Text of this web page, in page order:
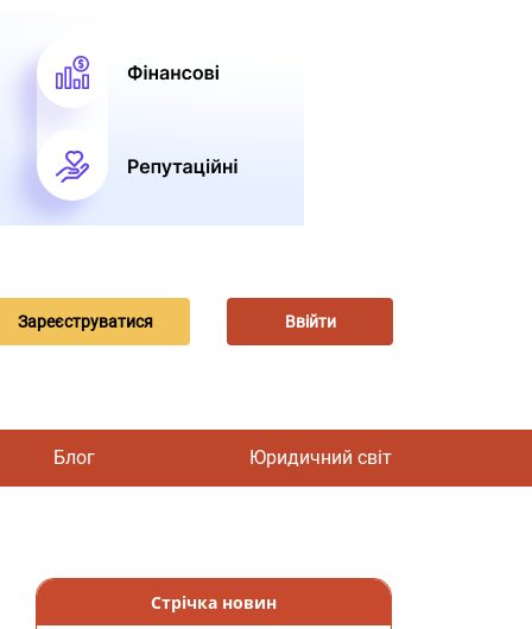
Зареєструватися Ввійти
Блог Юридичний світ
Стрічка новин